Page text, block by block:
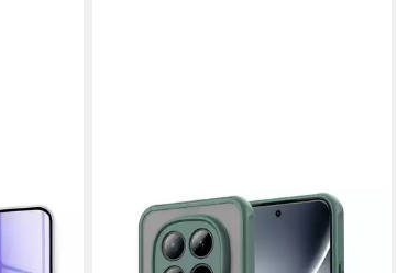
COOLGADGET
Handyhülle Magnet-Hülle für Xiaomi
Redmi Note 15 Pro 5G Schutzhülle